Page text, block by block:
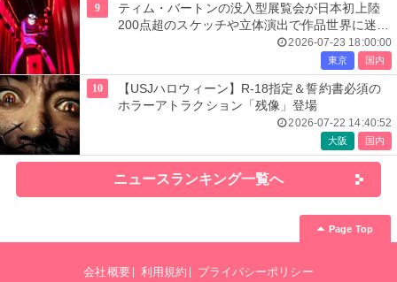
9
ティム・バートンの没入型展覧会が日本初上陸
200点超のスケッチや立体演出で作品世界に迷い
2026-07-23 18:00:00
東京 国内
10
【USJハロウィーン】R-18指定＆誓約書必須の
ホラーアトラクション「残像」登場
2026-07-22 14:40:52
大阪 国内
ニュースランキング一覧へ
Page Top
会社概要 利用規約
プライバシーポリシー